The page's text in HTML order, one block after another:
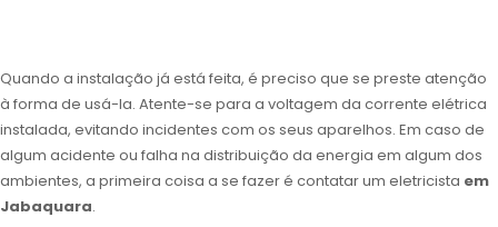
Quando a instalação já está feita, é preciso que se preste atenção
à forma de usá-la. Atente-se para a voltagem da corrente elétrica
instalada, evitando incidentes com os seus aparelhos. Em caso de
algum acidente ou falha na distribuição da energia em algum dos
ambientes, a primeira coisa a se fazer é contatar um eletricista em
Jabaquara.